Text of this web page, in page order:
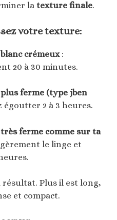
la texture finale.
votre texture:
crémeux:
20 à 30 minutes.
ferme (type jben
égoutter 2 à 3 heures.
ferme comme sur ta
le linge et
résultat. Plus il est long,
et compact.